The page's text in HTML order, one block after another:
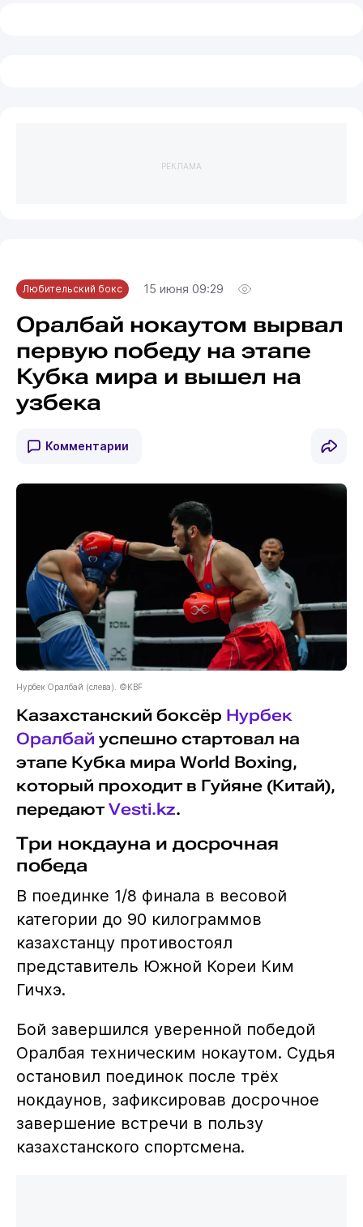
РЕКЛАМА
Любительский бокс 15 июня 09:29
Оралбай нокаутом вырвал
первую победу на этапе
Кубка мира и вышел на
узбека
Комментарии
Нурбек Оралбай (слева). ©KBF
Казахстанский боксёр Нурбек
Оралбай успешно стартовал на
этапе Кубка мира World Boxing,
который проходит в Гуйяне (Китай),
передают Vesti.kz.
Три нокдауна и досрочная
победа
В поединке 1/8 финала в весовой
категории до 90 килограммов
казахстанцу противостоял
представитель Южной Кореи Ким
Гичхэ.
Бой завершился уверенной победой
Оралбая техническим нокаутом. Судья
остановил поединок после трёх
нокдаунов, зафиксировав досрочное
завершение встречи в пользу
казахстанского спортсмена.